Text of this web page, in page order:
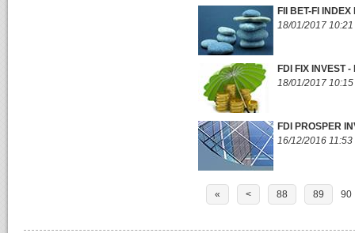
FII BET-FI
18/01/2017 10:21
FDI FIX INVEST
18/01/2017 10:15
FDI PROSPER
16/12/2016 11:53
« < 88 89 90